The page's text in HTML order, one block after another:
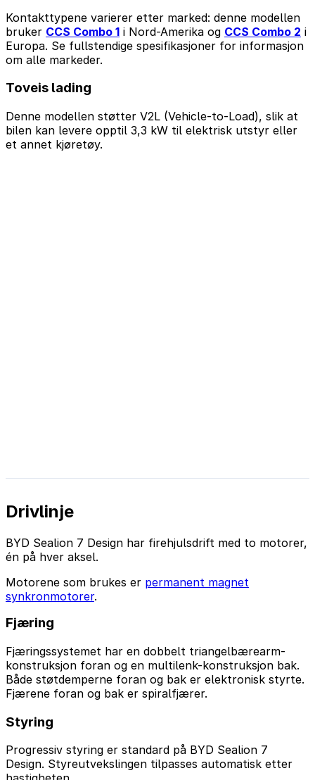
Kontakttypene varierer etter marked: denne modellen
bruker CCS Combo 1 i Nord-Amerika og CCS Combo 2 i
Europa. Se fullstendige spesifikasjoner for informasjon
om alle markeder.
Toveis lading
Denne modellen støtter V2L (Vehicle-to-Load), slik at
bilen kan levere opptil 3,3 kW til elektrisk utstyr eller
et annet kjøretøy.
Drivlinje
BYD Sealion 7 Design har firehjulsdrift med to motorer,
én på hver aksel.
Motorene som brukes er permanent magnet
synkronmotorer.
Fjæring
Fjæringssystemet har en dobbelt triangelbærearm-
konstruksjon foran og en multilenk-konstruksjon bak.
Både støtdemperne foran og bak er elektronisk styrte.
Fjærene foran og bak er spiralfjærer.
Styring
Progressiv styring er standard på BYD Sealion 7
Design. Styreutvekslingen tilpasses automatisk etter